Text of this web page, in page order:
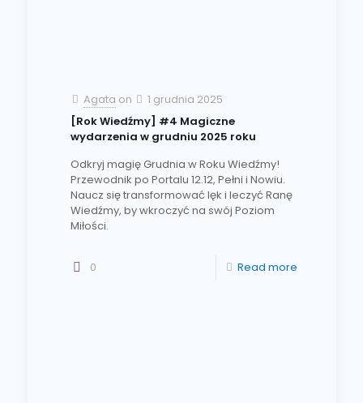
Agata on
1 grudnia 2025
[Rok Wiedźmy] #4 Magiczne
wydarzenia w grudniu 2025 roku
Odkryj magię Grudnia w Roku Wiedźmy!
Przewodnik po Portalu 12.12, Pełni i Nowiu.
Naucz się transformować lęk i leczyć Ranę
Wiedźmy, by wkroczyć na swój Poziom
Miłości.
0 Read more